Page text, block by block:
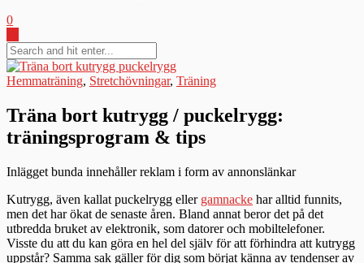
0
Hemmaträning, Stretchövningar, Träning
Träna bort kutrygg / puckelrygg:
träningsprogram & tips
Inlägget bunda innehåller reklam i form av annonslänkar
Kutrygg, även kallat puckelrygg eller gamnacke har alltid funnits,
men det har ökat de senaste åren. Bland annat beror det på det
utbredda bruket av elektronik, som datorer och mobiltelefoner.
Visste du att du kan göra en hel del själv för att förhindra att kutrygg
uppstår? Samma sak gäller för dig som börjat känna av tendenser av